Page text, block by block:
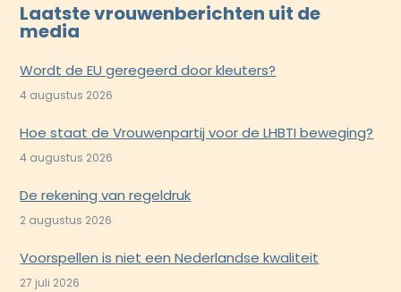
Laatste vrouwenberichten uit de
media
Wordt de EU geregeerd door kleuters?
4 augustus 2026
Hoe staat de Vrouwenpartij voor de LHBTI beweging?
4 augustus 2026
De rekening van regeldruk
2 augustus 2026
Voorspellen is niet een Nederlandse kwaliteit
27 juli 2026